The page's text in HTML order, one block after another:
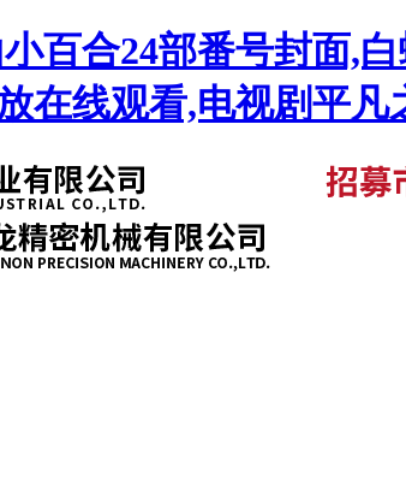
百合24部番号封面,
在线观看,电视剧平